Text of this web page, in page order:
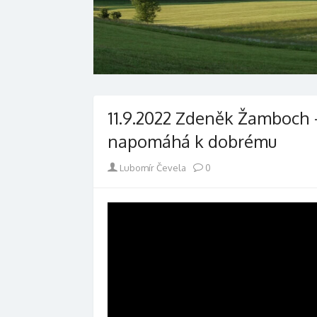
11.9.2022 Zdeněk
napomáhá k dobrému
Author
Lubomír Čevela 0